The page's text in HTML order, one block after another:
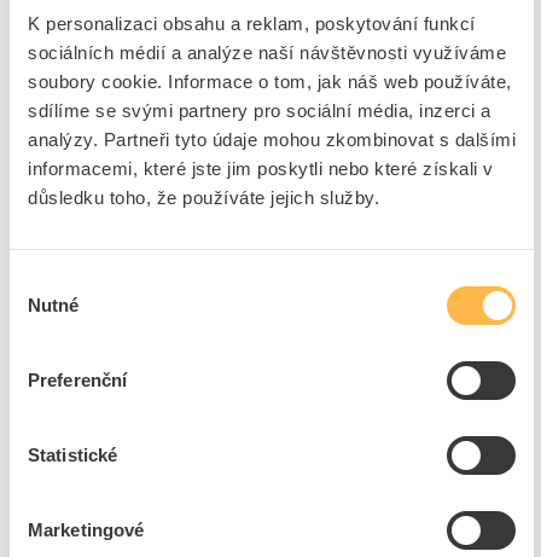
K personalizaci obsahu a reklam, poskytování funkcí
sociálních médií a analýze naší návštěvnosti využíváme
soubory cookie. Informace o tom, jak náš web používáte,
sdílíme se svými partnery pro sociální média, inzerci a
analýzy. Partneři tyto údaje mohou zkombinovat s dalšími
informacemi, které jste jim poskytli nebo které získali v
důsledku toho, že používáte jejich služby.
souhlasu
Nutné
Preferenční
Statistické
Marketingové
Kód výrobce
750871
Značka
TIMEX
Cena s DPH
Přidat k porovnání
27 ks
TIMEX Vidlice WT-1001 CZ 10A plochá IP20 černá